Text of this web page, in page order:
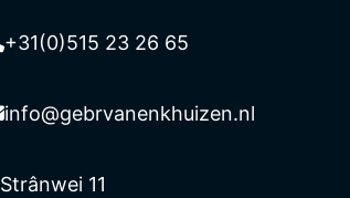
+31(0)515 23 26 65
info@gebrvanenkhuizen.nl
Strânwei 11